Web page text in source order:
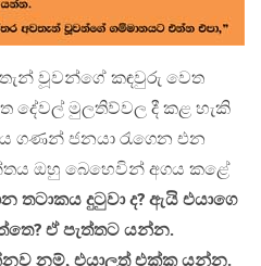
වූවන්ගේ කඳවුරු වෙත
දේවල් මුලතිව්වල දී කළ හැකි
ගණන් ජනයා රැගෙන එන
ඔහු බෙහෙවින් අගය කළේ
තටාකය දුටුවා ද? ඇයි එයාගෙ
ඒ පැත්තට යන්න.
නම්, එයාලත් එක්ක යන්න.